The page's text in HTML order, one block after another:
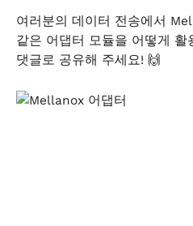
여러분의 데이터 전송에서
같은 어댑터 모듈을 어떻게
댓글로 공유해 주세요! 🙌